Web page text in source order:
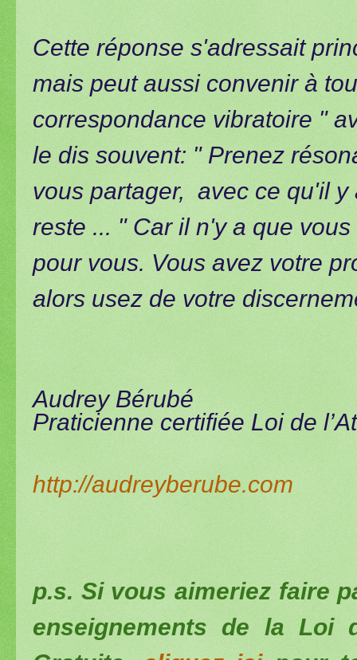
Cette réponse s'adressait
mais peut aussi convenir à
correspondance vibratoire "
le dis souvent: " Prenez
vous partager, avec ce qu'il
reste ... " Car il n'y a que
pour vous. Vous avez votre
alors usez de votre
Audrey Bérubé
Praticienne certifiée Loi de
http://audreyberube.com
p.s. Si vous aimeriez faire
enseignements de la Loi